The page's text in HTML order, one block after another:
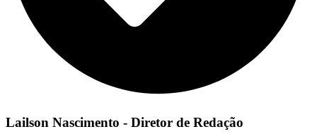
Lailson Nascimento - Diretor de Redação